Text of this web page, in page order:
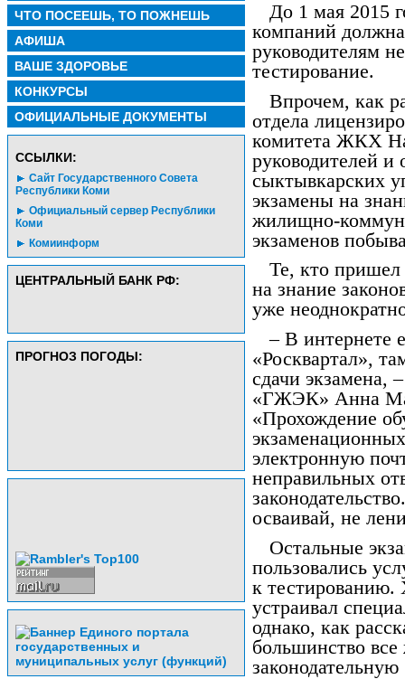
ЧТО ПОСЕЕШЬ, ТО ПОЖНЕШЬ
АФИША
ВАШЕ ЗДОРОВЬЕ
КОНКУРСЫ
ОФИЦИАЛЬНЫЕ ДОКУМЕНТЫ
CСЫЛКИ:
Сайт Государственного Совета
Республики Коми
Официальный сервер Республики
Коми
Комиинформ
ЦЕНТРАЛЬНЫЙ БАНК РФ:
ПРОГНОЗ ПОГОДЫ:
До 1 мая 2015
компаний
руководителям
тестирование.
Впрочем, как
отдела
комитета ЖКХ
руководителей и
сыктывкарских
экзамены на
жилищно-
экзаменов
Те, кто пришел
на знание
уже
– В интернете
«Росквартал»,
сдачи экзамена,
«ГЖЭК» Анна
«Прохождение
электронную
неправильных
осваивай, не
Остальные
пользовались
к тестированию.
устраивал
однако, как
большинство все